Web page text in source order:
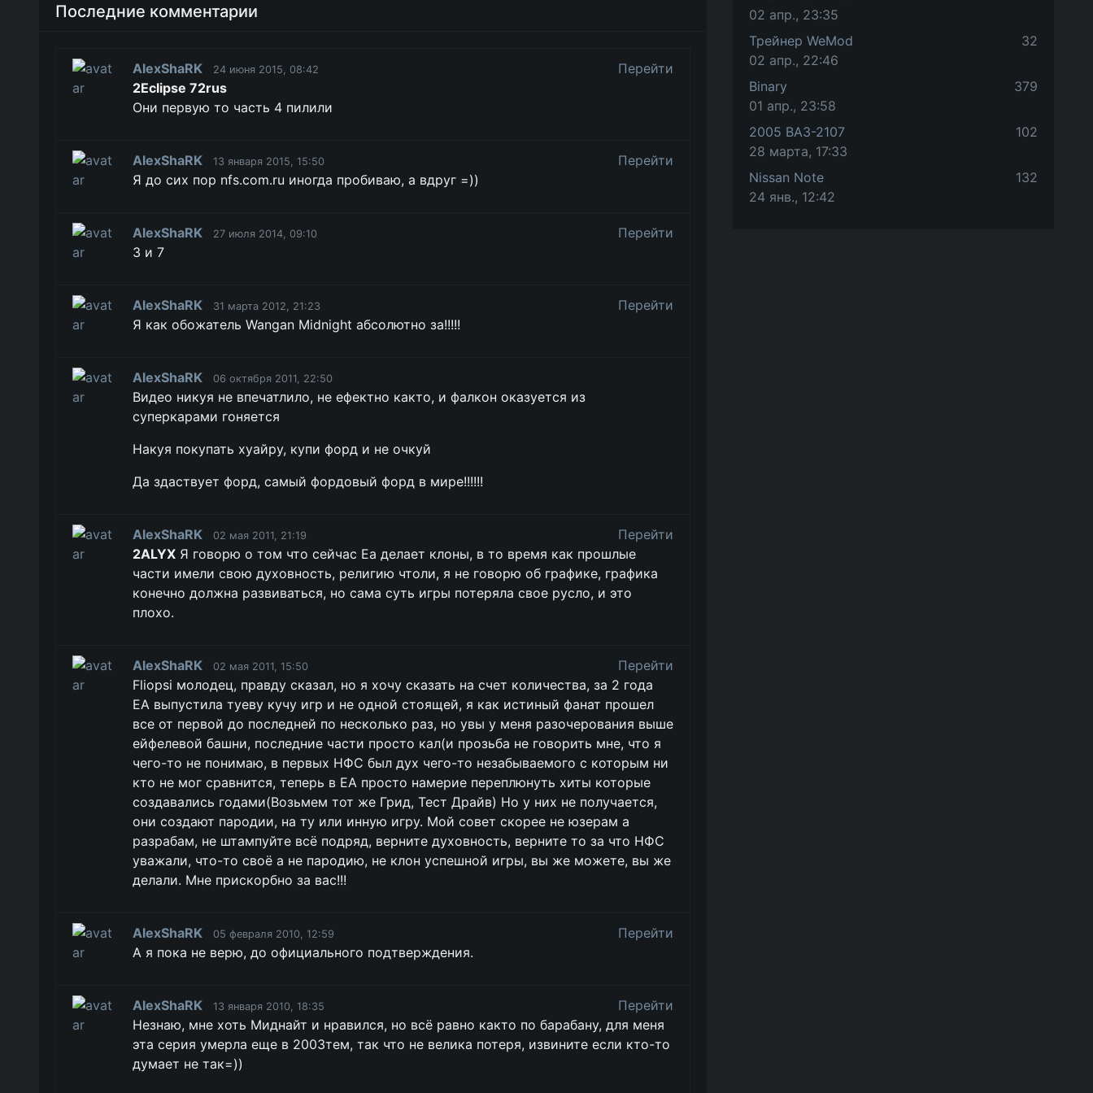
Последние комментарии
AlexShaRK 24 июня 2015, 08:42
Перейти
2Eclipse 72rus
Они первую то часть 4 пилили
AlexShaRK 13 января 2015, 15:50
Перейти
Я до сих пор nfs.com.ru иногда пробиваю, а вдруг =))
AlexShaRK 27 июля 2014, 09:10
Перейти
3 и 7
AlexShaRK 31 марта 2012, 21:23
Перейти
Я как обожатель Wangan Midnight абсолютно за!!!!!
AlexShaRK 06 октября 2011, 22:50
Видео никуя не впечатлило, не ефектно както, и фалкон оказуется из
суперкарами гоняется
Накуя покупать хуайру, купи форд и не очкуй
Да здаствует форд, самый фордовый форд в мире!!!!!!
AlexShaRK 02 мая 2011, 21:19
Перейти
2ALYXЯ говорю о том что сейчас Еа делает клоны, в то время как прошлые
части имели свою духовность, религию чтоли, я не говорю об графике, графика
конечно должна развиваться, но сама суть игры потеряла свое русло, и это
плохо.
AlexShaRK 02 мая 2011, 15:50
Перейти
Fliopsi молодец, правду сказал, но я хочу сказать на счет количества, за 2 года
ЕА выпустила туеву кучу игр и не одной стоящей, я как истиный фанат прошел
все от первой до последней по несколько раз, но увы у меня разочерования выше
ейфелевой башни, последние части просто кал(и прозьба не говорить мне, что я
чего-то не понимаю, в первых НФС был дух чего-то незабываемого с которым ни
кто не мог сравнится, теперь в ЕА просто намерие переплюнуть хиты которые
создавались годами(Возьмем тот же Грид, Тест Драйв) Но у них не получается,
они создают пародии, на ту или инную игру. Мой совет скорее не юзерам а
разрабам, не штампуйте всё подряд, верните духовность, верните то за что НФС
уважали, что-то своё а не пародию, не клон успешной игры, вы же можете, вы же
делали. Мне прискорбно за вас!!!
AlexShaRK 05 февраля 2010, 12:59
Перейти
А я пока не верю, до официального подтверждения.
AlexShaRK 13 января 2010, 18:35
Перейти
Незнаю, мне хоть Миднайт и нравился, но всё равно както по барабану, для меня
эта серия умерла еще в 2003тем, так что не велика потеря, извините если кто-то
думает не так=))
02 апр., 23:35
Трейнер WeMod
02 апр., 22:46
32
Binary
01 апр., 23:58
379
2005 ВАЗ-2107
28 марта, 17:33
102
Nissan Note
24 янв., 12:42
132